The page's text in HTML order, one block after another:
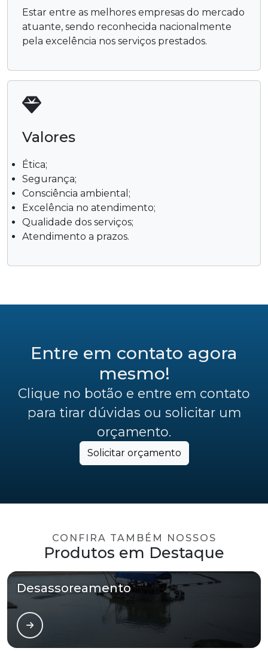
Estar entre as melhores empresas do mercado
atuante, sendo reconhecida nacionalmente
pela excelência nos serviços prestados.
Valores
Ética;
Segurança;
Consciência ambiental;
Excelência no atendimento;
Qualidade dos serviços;
Atendimento a prazos.
Entre em contato agora
mesmo!
Clique no botão e entre em contato
para tirar dúvidas ou solicitar um
orçamento.
Solicitar orçamento
CONFIRA TAMBÉM NOSSOS
Produtos em Destaque
Desassoreamento